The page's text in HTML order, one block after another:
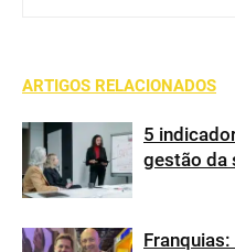
ARTIGOS RELACIONADOS
5
gestão da